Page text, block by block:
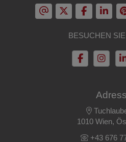
BESUCHEN
1010 Wien,
+43 676